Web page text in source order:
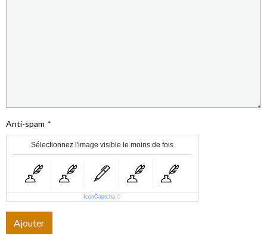
Anti-spam
Sélectionnez l'image visible le moins de fois
IconCaptcha ©
Ajouter